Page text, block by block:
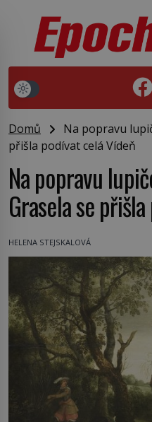
Domů
Na popravu
přišla podívat celá Vídeň
Na popravu
Grasela se
HELENA STEJSKALOVÁ